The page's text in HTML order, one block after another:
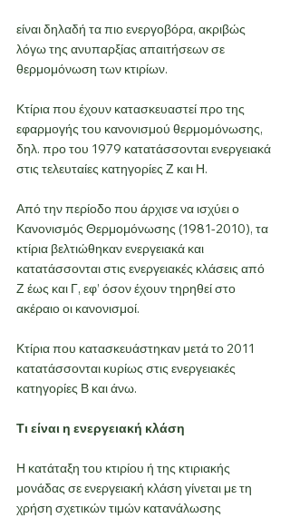
είναι δηλαδή τα πιο ενεργοβόρα, ακριβώς
λόγω της ανυπαρξίας απαιτήσεων σε
θερμομόνωση των κτιρίων.
Κτίρια που έχουν κατασκευαστεί προ της
εφαρμογής του κανονισμού θερμομόνωσης,
δηλ. προ του 1979 κατατάσσονται ενεργειακά
στις τελευταίες κατηγορίες Ζ και Η.
Από την περίοδο που άρχισε να ισχύει ο
Κανονισμός Θερμομόνωσης (1981-2010), τα
κτίρια βελτιώθηκαν ενεργειακά και
κατατάσσονται στις ενεργειακές κλάσεις από
Ζ έως και Γ, εφ’ όσον έχουν τηρηθεί στο
ακέραιο οι κανονισμοί.
Κτίρια που κατασκευάστηκαν μετά το 2011
κατατάσσονται κυρίως στις ενεργειακές
κατηγορίες Β και άνω.
Τι είναι η ενεργειακή κλάση
Η κατάταξη του κτιρίου ή της κτιριακής
μονάδας σε ενεργειακή κλάση γίνεται με τη
χρήση σχετικών τιμών κατανάλωσης